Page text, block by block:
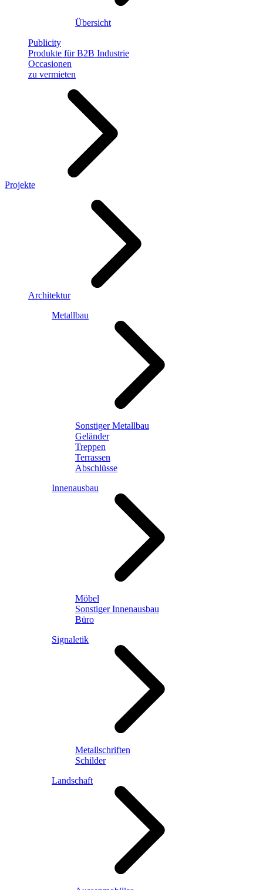
Übersicht
Publicity
Produkte für B2B Industrie
Occasionen
zu vermieten
Projekte
Architektur
Metallbau
Sonstiger Metallbau
Geländer
Treppen
Terrassen
Abschlüsse
Innenausbau
Möbel
Sonstiger Innenausbau
Büro
Signaletik
Metallschriften
Schilder
Landschaft